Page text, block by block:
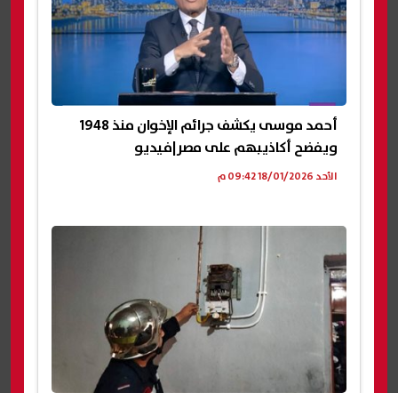
أحمد موسى يكشف جرائم الإخوان منذ 1948
ويفضح أكاذيبهم على مصر|فيديو
الأحد 18/01/2026 09:42 م